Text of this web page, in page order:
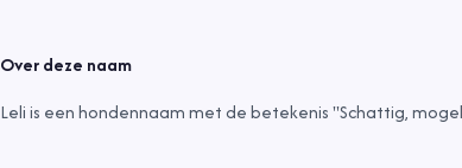
Over deze naam
Leli is een hondennaam met de betekenis "Schattig,